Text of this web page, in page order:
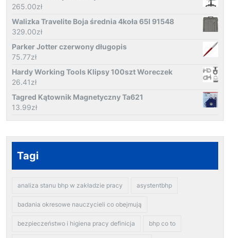
265.00zł
Walizka Travelite Boja średnia 4koła 65l 91548
329.00zł
Parker Jotter czerwony długopis
75.77zł
Hardy Working Tools Klipsy 100szt Woreczek
26.41zł
Tagred Kątownik Magnetyczny Ta621
13.99zł
Tagi
analiza stanu bhp w zakładzie pracy asystentbhp
badania okresowe nauczycieli co obejmują
bezpieczeństwo i higiena pracy definicja bhp co to